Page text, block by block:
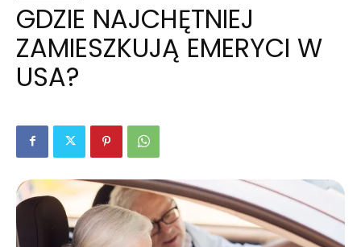
polsku
GDZIE NAJCHĘTNIEJ
ZAMIESZKUJĄ EMERYCI W
USA?